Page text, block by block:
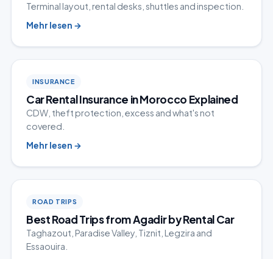
Terminal layout, rental desks, shuttles and inspection.
Mehr lesen →
INSURANCE
Car Rental Insurance in Morocco Explained
CDW, theft protection, excess and what's not
covered.
Mehr lesen →
ROAD TRIPS
Best Road Trips from Agadir by Rental Car
Taghazout, Paradise Valley, Tiznit, Legzira and
Essaouira.